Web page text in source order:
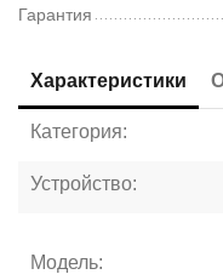
Гарантия
Характеристики
Категория:
Устройство:
Модель: